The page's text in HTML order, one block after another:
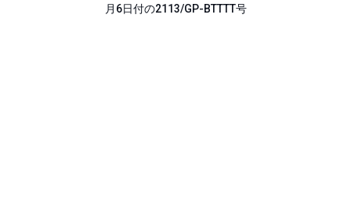
月6日付の2113/GP-BTTTT号